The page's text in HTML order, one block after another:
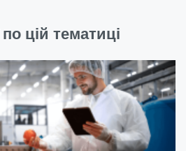
по цій тематиці